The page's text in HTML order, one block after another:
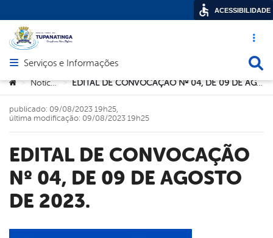
Acesso
Abrir menu principal de navegação
Serviços e Informações
Você está aqui:
> Notícias > EDITAL DE CONVOCAÇÃO Nº 04, DE 09 DE AGOSTO DE 2023.
EDITAL DE CONVOCAÇÃO
Nº 04, DE 09 DE AGOSTO
DE 2023.
publicado: 09/08/2023 19h25,
última modificação: 09/08/2023 19h25
ACESSIBILIDADE